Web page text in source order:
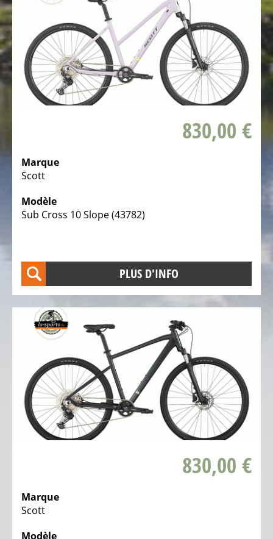
pliables
Vélos
tandem
Vélos
couchés
Vélos
d'enfants
3
roues
ÉLECTRIQUE
PEDELEC
KM/H
d’autonomie
pour
VAE
Vélos
d'enfants
course
électriques
830,00 €
Marque
Scott
Modèle
Sub Cross 10 Slope (43782)
PLUS D'INFO
830,00 €
Marque
Scott
Modèle